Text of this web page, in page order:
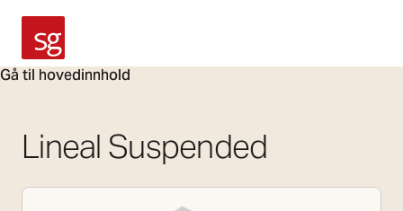
Gå til hovedinnhold
SG Armaturen
Lineal Suspended